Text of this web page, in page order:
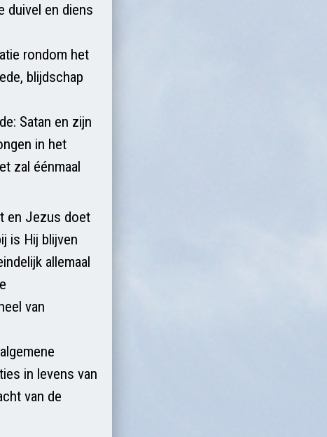
duivel en diens
rondom het
blijdschap
Satan en zijn
in het
zal éénmaal
en Jezus doet
is Hij blijven
allemaal
van
in levens van
van de